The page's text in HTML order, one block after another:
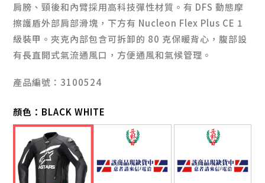
肩膀、頸後和內臂採用高科技彈性材質。有 DFS 動態摩
擦護盾外部肩部滑塊，下方有 Nucleon Flex Plus CE 1
級裝甲。夾克內部包含可拆卸的 80 克保暖背心，腹部設
有長直開式氣流通風口，方便通風和氣候管理。
產品編號：3100524
顏色： BLACK WHITE